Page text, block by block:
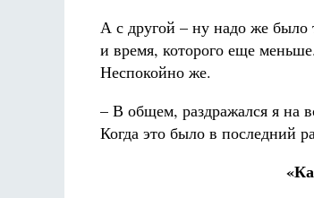
А с другой – ну надо же было
и время, которого еще
Неспокойно же.
– В общем, раздражался я на
Когда это было в последний